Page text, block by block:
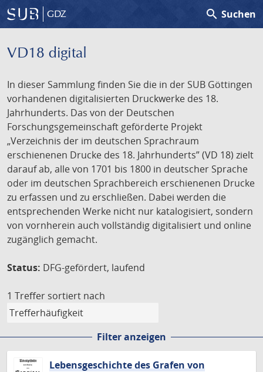
GDZ search Suchen
VD18 digital
In dieser Sammlung finden Sie die in der SUB Göttingen
vorhandenen digitalisierten Druckwerke des 18.
Jahrhunderts. Das von der Deutschen
Forschungsgemeinschaft geförderte Projekt
„Verzeichnis der im deutschen Sprachraum
erschienenen Drucke des 18. Jahrhunderts” (VD 18) zielt
darauf ab, alle von 1701 bis 1800 in deutscher Sprache
oder im deutschen Sprachbereich erschienenen Drucke
zu erfassen und zu erschließen. Dabei werden die
entsprechenden Werke nicht nur katalogisiert, sondern
von vornherein auch vollständig digitalisiert und online
zugänglich gemacht.
Status: DFG-gefördert, laufend
1 Treffer sortiert nach
Filter anzeigen
Lebensgeschichte des Grafen von